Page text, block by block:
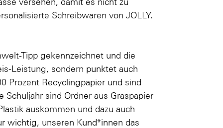
Schreibwaren von JOLLY.
Tipp gekennzeichnet und die
Leistung, sondern punktet auch
Prozent Recyclingpapier und sind
sind Ordner aus Graspapier
auskommen und dazu auch
wichtig, unseren Kund*innen das